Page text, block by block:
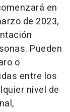
en
de 2023,
Pueden
o
entre los
nivel de